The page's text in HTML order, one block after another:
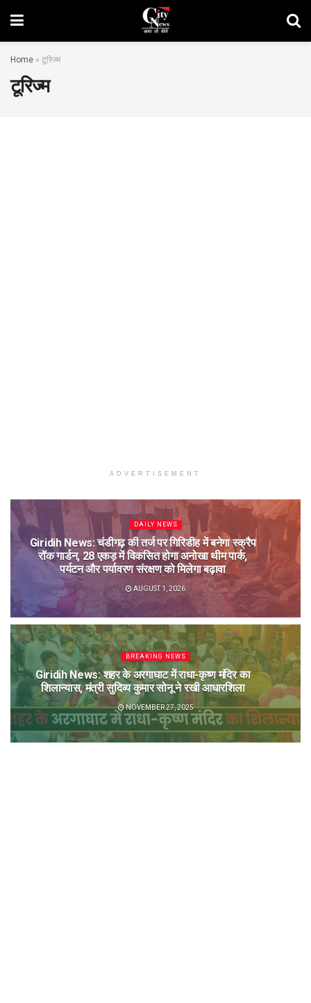
Home » टूरिज्म
टूरिज्म
ADVERTISEMENT
DAILY NEWS
Giridih News: चंडीगढ़ की तर्ज पर गिरिडीह में बनेगा स्क्रैप
रॉक गार्डन, 28 एकड़ में विकसित होगा अनोखा थीम पार्क,
पर्यटन और पर्यावरण संरक्षण को मिलेगा बढ़ावा
AUGUST 1, 2026
BREAKING NEWS
Giridih News: शहर के अरगाघाट में राधा-कृष्ण मंदिर का
शिलान्यास, मंत्री सुदिव्य कुमार सोनू ने रखी आधारशिला
NOVEMBER 27, 2025